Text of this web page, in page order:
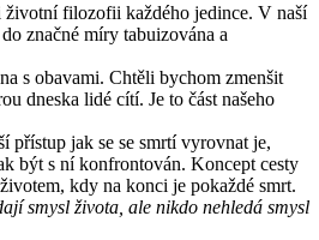
filozofii každého jedince. V naší
značné míry tabuizována a
s obavami. Chtěli bychom zmenšit
dneska lidé cítí. Je to část našeho
přístup jak se se smrtí vyrovnat je,
být s ní konfrontován. Koncept cesty
kdy na konci je pokaždé smrt.
smysl života, ale nikdo nehledá smysl